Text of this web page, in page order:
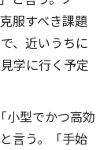
服すべき課題
、近いうちに
学に行く予定
小型でかつ高効
言う。「手始